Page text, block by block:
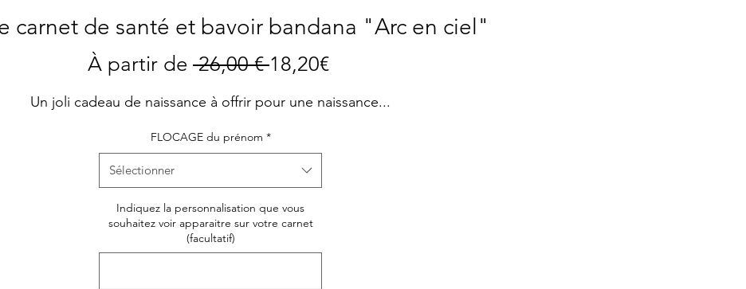
carnet de santé et bavoir bandana "Arc en ciel"
À partir de 26,00 € Prix
18,20€Prix
Un joli cadeau de naissance à offrir pour une naissance...
FLOCAGE du prénom *
Sélectionner
Indiquez la personnalisation que vous
souhaitez voir apparaitre sur votre carnet
(facultatif)